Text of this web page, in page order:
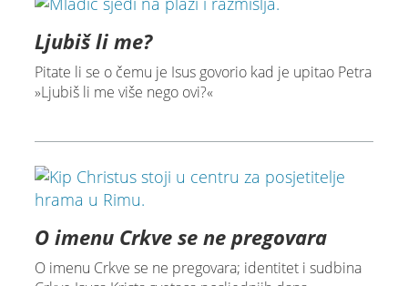
Ljubiš li me?
Pitate li se o čemu je Isus govorio kad je upitao Petra
»Ljubiš li me više nego ovi?«
O imenu Crkve se ne pregovara
O imenu Crkve se ne pregovara; identitet i sudbina